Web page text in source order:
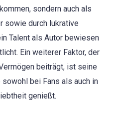
sondern auch als
sowie durch lukrative
Talent als Autor bewiesen
Ein weiterer Faktor, der
beiträgt, ist seine
bei Fans als auch in
genießt.